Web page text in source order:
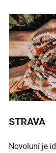
STRAVA
Novoluní je